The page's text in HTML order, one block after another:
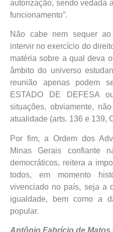
autorização, sendo vedada
funcionamento”.
Não cabe nem sequer ao
intervir no exercício do
matéria sobre a qual deva
âmbito do universo
reunião apenas podem
ESTADO DE DEFESA
situações, obviamente,
atualidade (arts. 136 e 139,
Por fim, a Ordem dos
Minas Gerais confiante
democráticos, reitera a
todos, em momento
vivenciado no país, seja a
igualdade, bem como a
popular.